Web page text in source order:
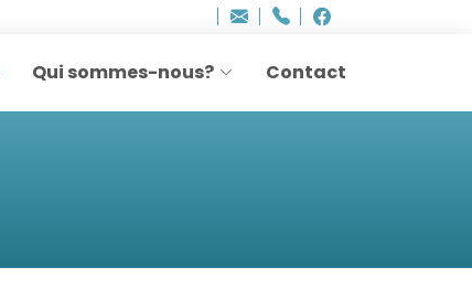
Adresse
mail
info..hâthe..
Tel.
Tel.
Qui sommes-nous? Contact